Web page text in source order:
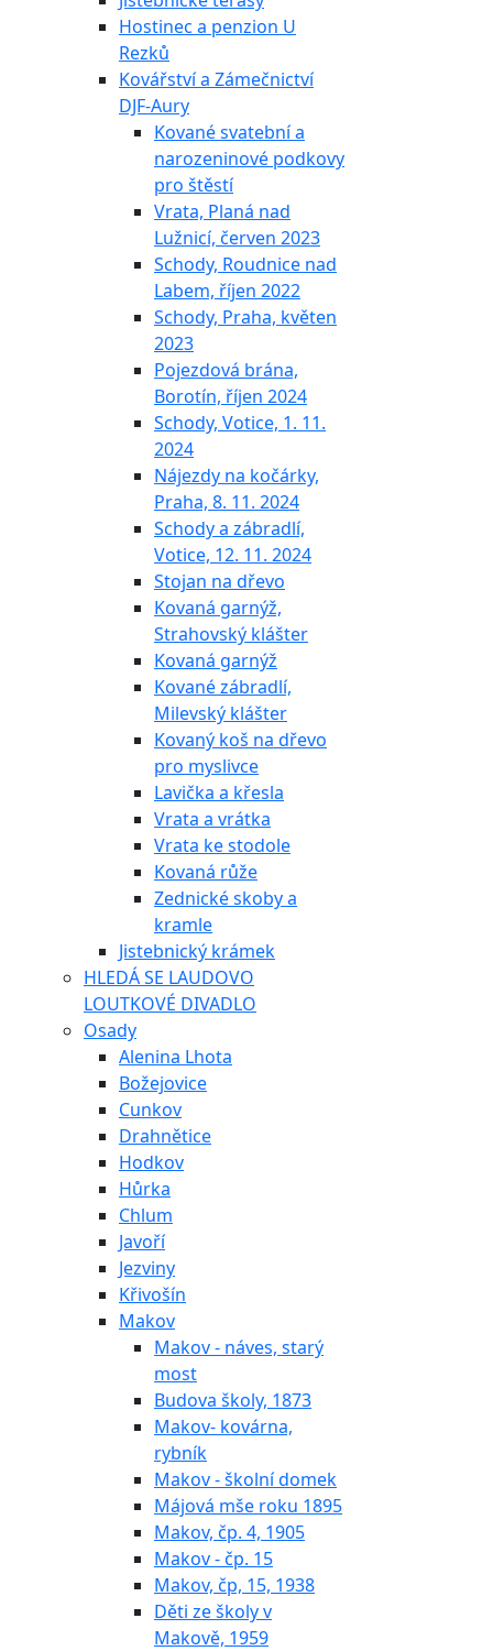
Hostinec a penzion U
Rezků
Kovářství a Zámečnictví
DJF-Aury
Kované svatební a
narozeninové podkovy
pro štěstí
Vrata, Planá nad
Lužnicí, červen 2023
Schody, Roudnice nad
Labem, říjen 2022
Schody, Praha, květen
2023
Pojezdová brána,
Borotín, říjen 2024
Schody, Votice, 1. 11.
2024
Nájezdy na kočárky,
Praha, 8. 11. 2024
Schody a zábradlí,
Votice, 12. 11. 2024
Stojan na dřevo
Kovaná garnýž,
Strahovský klášter
Kovaná garnýž
Kované zábradlí,
Milevský klášter
Kovaný koš na dřevo
pro myslivce
Lavička a křesla
Vrata a vrátka
Vrata ke stodole
Kovaná růže
Zednické skoby a
kramle
Jistebnický krámek
HLEDÁ SE LAUDOVO
LOUTKOVÉ DIVADLO
Osady
Alenina Lhota
Božejovice
Cunkov
Drahnětice
Hodkov
Hůrka
Chlum
Javoří
Jezviny
Křivošín
Makov
Makov - náves, starý
most
Budova školy, 1873
Makov- kovárna,
rybník
Makov - školní domek
Májová mše roku 1895
Makov, čp. 4, 1905
Makov - čp. 15
Makov, čp, 15, 1938
Děti ze školy v
Makově, 1959